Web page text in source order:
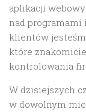
aplikacji
nad
klientów
które
kontrolowania
W dzisiejszych
w dowolnym